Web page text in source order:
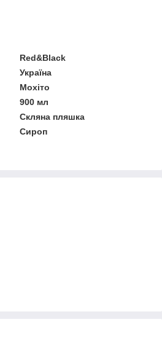
Red&Black
Україна
Мохіто
900 мл
Скляна пляшка
Сироп